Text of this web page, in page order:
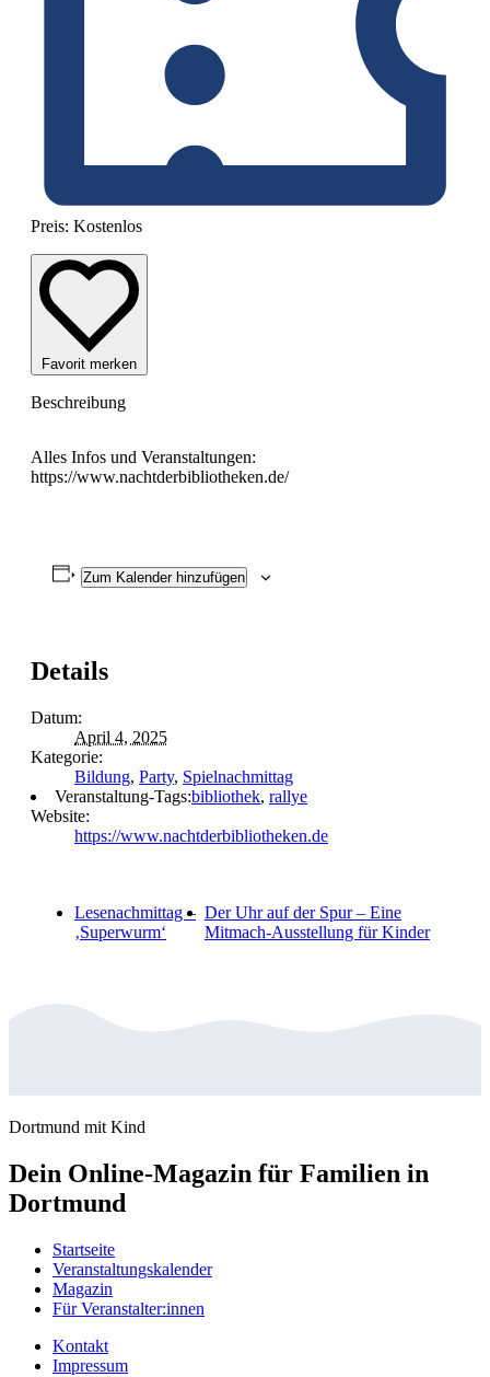
Preis: Kostenlos
Favorit merken
Beschreibung
Alles Infos und Veranstaltungen:
https://www.nachtderbibliotheken.de/
Zum Kalender hinzufügen
Details
Datum:
April 4, 2025
Kategorie:
Bildung, Party, Spielnachmittag
Veranstaltung-Tags:bibliothek, rallye
Website:
https://www.nachtderbibliotheken.de
Lesenachmittag –
‚Superwurm‘
Der Uhr auf der Spur – Eine
Mitmach-Ausstellung für Kinder
Dortmund mit Kind
Dein Online-Magazin für Familien in
Dortmund
Startseite
Veranstaltungskalender
Magazin
Für Veranstalter:innen
Kontakt
Impressum